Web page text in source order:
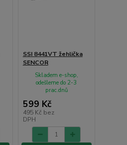
SSI 8441VT žehlička
SENCOR
599 Kč
495 Kč bez
DPH
Skladem e-shop,
odešleme do 2-3
prac.dnů